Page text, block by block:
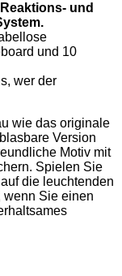
Reaktions- und
und 10
wer der
wie das originale
Version
Motiv mit
Spielen Sie
die leuchtenden
wenn Sie einen